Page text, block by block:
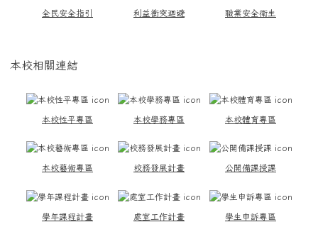
全民安全指引 利益衝突迴避 職業安全衛生
本校相關連結
本校性平專區 本校學務專區 本校體育專區
本校藝術專區 校務發展計畫 公開備課授課
學年課程計畫 處室工作計畫 學生申訴專區